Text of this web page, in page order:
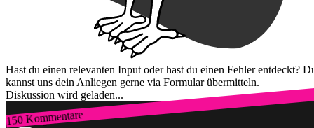
Hast du einen relevanten Input oder hast du einen Fehler entdeckt?
kannst uns dein Anliegen gerne via Formular übermitteln.
Diskussion wird geladen...
150 Kommentare
Zum Login